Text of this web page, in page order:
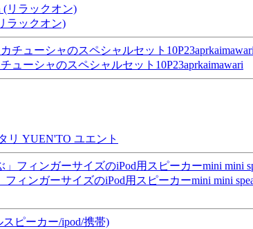
ラックオン)
ーシャのスペシャルセット10P23aprkaimawari
リ YUEN'TO ユエント
ィンガーサイズのiPod用スピーカーmini mini